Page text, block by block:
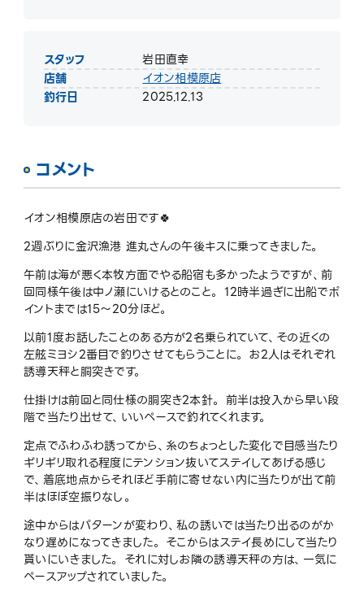
スタッフ
岩田直幸
店舗
イオン相模原店
釣行日
2025.12.13
コメント
イオン相模原店の岩田です🍀
2週ぶりに金沢漁港 進丸さんの午後キスに乗ってきました。
午前は海が悪く本牧方面でやる船宿も多かったようですが、前
回同様午後は中ノ瀬にいけるとのこと。 12時半過ぎに出船でポ
イントまでは15〜20分ほど。
以前1度お話したことのある方が2名乗られていて、その近くの
左舷ミヨシ2番目で釣りさせてもらうことに。 お2人はそれぞれ
誘導天秤と胴突きです。
仕掛けは前回と同仕様の胴突き2本針。 前半は投入から早い段
階で当たり出せて、いいペースで釣れてくれます。
定点でふわふわ誘ってから、糸のちょっとした変化で目感当たり
ギリギリ取れる程度にテンション抜いてステイしてあげる感じ
で、着底地点からそれほど手前に寄せない内に当たりが出て前
半はほぼ空振りなし。
途中からはパターンが変わり、私の誘いでは当たり出るのがか
なり遅めになってきました。 そこからはステイ長めにして当たり
貰いにいきました。 それに対しお隣の誘導天秤の方は、一気に
ペースアップされていました。